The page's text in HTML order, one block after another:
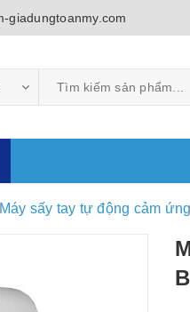
giadungtoanmy.com
Máy sấy tay tự động cảm